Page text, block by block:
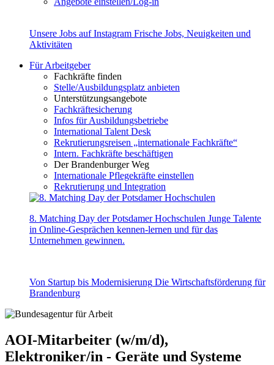
Unsere Jobs auf Instagram Frische Jobs, Neuigkeiten und
Aktivitäten
Für Arbeitgeber
Fachkräfte finden
Stelle/Ausbildungsplatz anbieten
Unterstützungsangebote
Fachkräftesicherung
Infos für Ausbildungsbetriebe
International Talent Desk
Rekrutierungsreisen „internationale Fachkräfte“
Intern. Fachkräfte beschäftigen
Der Brandenburger Weg
Internationale Pflegekräfte einstellen
Rekrutierung und Integration
8. Matching Day der Potsdamer Hochschulen Junge Talente
in Online-Gesprächen kennen-lernen und für das
Unternehmen gewinnen.
Von Startup bis Modernisierung Die Wirtschaftsförderung für
Brandenburg
AOI-Mitarbeiter (w/m/d),
Elektroniker/in - Geräte und Systeme